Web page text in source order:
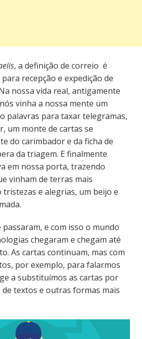
, a definição de correio é
recepção e expedição de
nossa vida real, antigamente
vinha a nossa mente um
palavras para taxar telegramas,
um monte de cartas se
do carimbador e da ficha de
da triagem. E finalmente
em nossa porta, trazendo
vinham de terras mais
e alegrias, um beijo e
e com isso o mundo
chegaram e chegam até
As cartas continuam, mas com
por exemplo, para falarmos
a substituímos as cartas por
de textos e outras formas mais